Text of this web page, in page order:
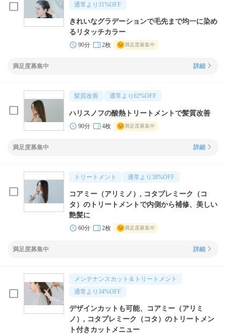
通常より 31%OFF
きれいなグラデーションで毛先まで均一に染め
るリタッチカラー
90分 2枚 満足度募集中
満足度募集中 詳細
髪質改善 通常より 62%OFF
ハリスノフの酸熱トリートメントで髪質改善
90分 4枚 満足度募集中
満足度募集中 詳細
トリートメント 通常より 38%OFF
コアミー（アリミノ）, コタプレミーク（コ
タ）のトリートメントで内側から補修、美しい
艶髪に
60分 2枚 満足度募集中
満足度募集中 詳細
メンテナンスカット＆トリートメント
通常より 34%OFF
デザインカットも可能、コアミー（アリミ
ノ）, コタプレミーク（コタ）のトリートメン
ト付きカットメニュー